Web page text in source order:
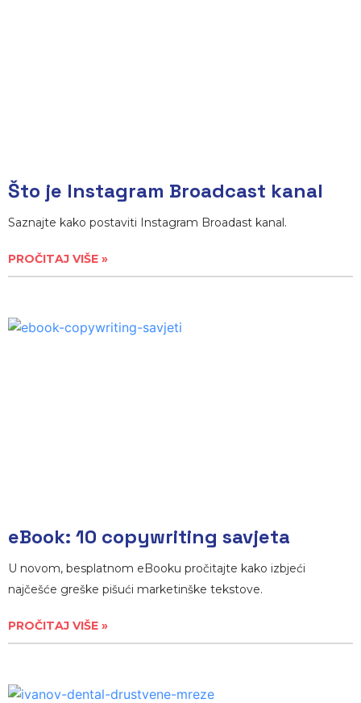
Što je Instagram Broadcast kanal
Saznajte kako postaviti Instagram Broadast kanal.
PROČITAJ VIŠE »
eBook: 10 copywriting savjeta
U novom, besplatnom eBooku pročitajte kako izbjeći
najčešće greške pišući marketinške tekstove.
PROČITAJ VIŠE »